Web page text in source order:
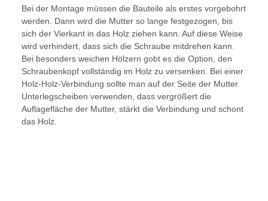
Bei der Montage müssen die Bauteile als erstes vorgebohrt
werden. Dann wird die Mutter so lange festgezogen, bis
sich der Vierkant in das Holz ziehen kann. Auf diese Weise
wird verhindert, dass sich die Schraube mitdrehen kann.
Bei besonders weichen Hölzern gobt es die Option, den
Schraubenkopf vollständig im Holz zu versenken. Bei einer
Holz-Holz-Verbindung sollte man auf der Seite der Mutter
Unterlegscheiben verwenden, dass vergrößert die
Auflagefläche der Mutter, stärkt die Verbindung und schont
das Holz.